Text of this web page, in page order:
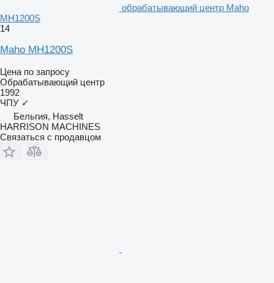
обрабатывающий центр Maho
MH1200S
14
Maho MH1200S
Цена по запросу
Обрабатывающий центр
1992
ЧПУ ✓
Бельгия, Hasselt
HARRISON MACHINES
Связаться с продавцом